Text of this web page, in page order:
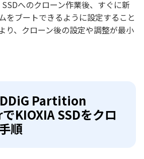
へのクローン作業後、すぐに新
をブートできるように設定すること
り、クローン後の設定や調整が最小
Partition
KIOXIA SSDをクロ
順